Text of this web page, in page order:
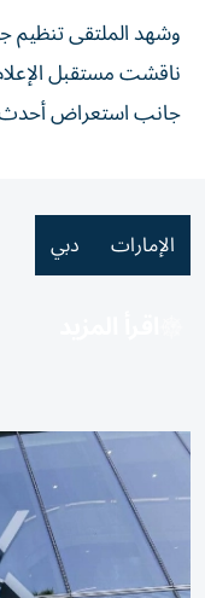
وشهد الملتقى
ناقشت مستقبل
جانب استعراض أحدث
الإمارات دبي